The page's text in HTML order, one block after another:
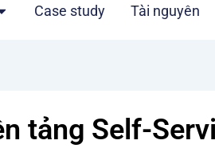
Case study Tài nguyên
tảng Self-